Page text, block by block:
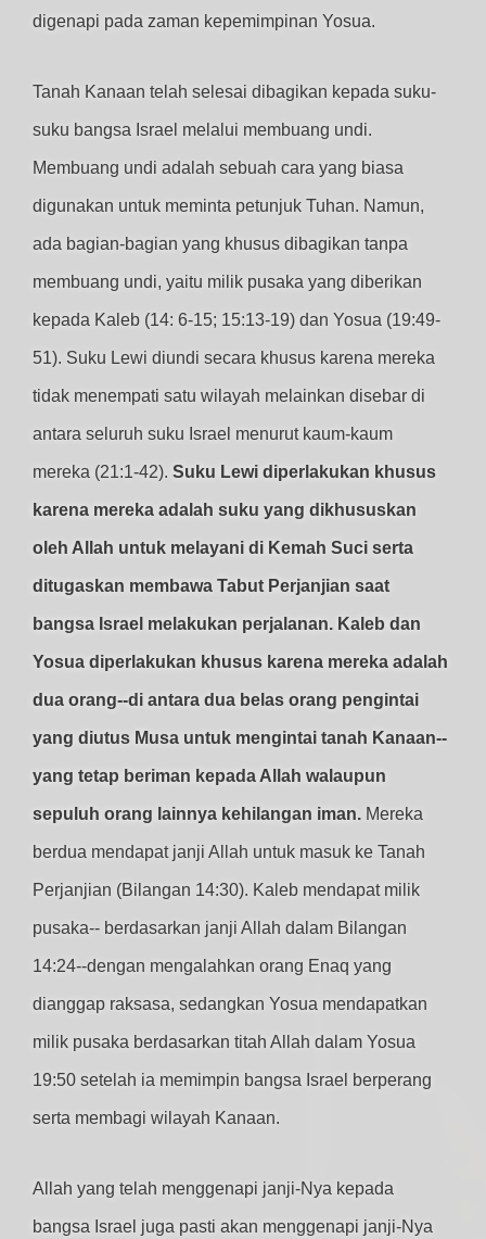
digenapi pada zaman kepemimpinan Yosua.
Tanah Kanaan telah selesai dibagikan kepada suku-
suku bangsa Israel melalui membuang undi.
Membuang undi adalah sebuah cara yang biasa
digunakan untuk meminta petunjuk Tuhan. Namun,
ada bagian-bagian yang khusus dibagikan tanpa
membuang undi, yaitu milik pusaka yang diberikan
kepada Kaleb (14: 6-15; 15:13-19) dan Yosua (19:49-
51). Suku Lewi diundi secara khusus karena mereka
tidak menempati satu wilayah melainkan disebar di
antara seluruh suku Israel menurut kaum-kaum
mereka (21:1-42). Suku Lewi diperlakukan khusus
karena mereka adalah suku yang dikhususkan
oleh Allah untuk melayani di Kemah Suci serta
ditugaskan membawa Tabut Perjanjian saat
bangsa Israel melakukan perjalanan. Kaleb dan
Yosua diperlakukan khusus karena mereka adalah
dua orang--di antara dua belas orang pengintai
yang diutus Musa untuk mengintai tanah Kanaan--
yang tetap beriman kepada Allah walaupun
sepuluh orang lainnya kehilangan iman. Mereka
berdua mendapat janji Allah untuk masuk ke Tanah
Perjanjian (Bilangan 14:30). Kaleb mendapat milik
pusaka-- berdasarkan janji Allah dalam Bilangan
14:24--dengan mengalahkan orang Enaq yang
dianggap raksasa, sedangkan Yosua mendapatkan
milik pusaka berdasarkan titah Allah dalam Yosua
19:50 setelah ia memimpin bangsa Israel berperang
serta membagi wilayah Kanaan.
Allah yang telah menggenapi janji-Nya kepada
bangsa Israel juga pasti akan menggenapi janji-Nya